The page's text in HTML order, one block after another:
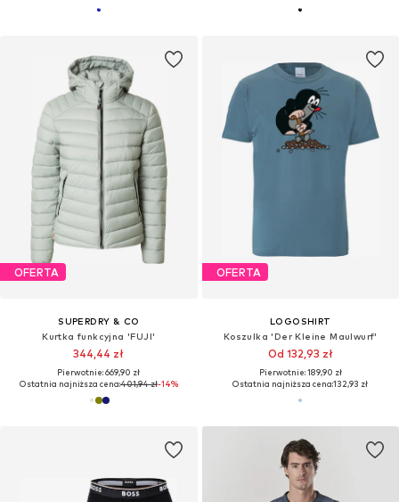
OFERTA
SUPERDRY & CO
Kurtka funkcyjna 'FUJI'
344,44 zł
Pierwotnie: 669,90 zł
Ostatnia najniższa cena:401,94 zł-14%
OFERTA
LOGOSHIRT
Koszulka 'Der Kleine Maulwurf'
Od 132,93 zł
Pierwotnie: 189,90 zł
Ostatnia najniższa cena:132,93 zł